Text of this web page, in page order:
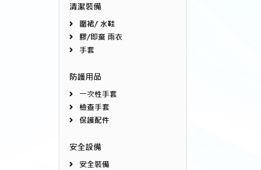
清潔裝備
圍裙/ 水鞋
膠/即棄 雨衣
手套
防護用品
一次性手套
檢查手套
保護配件
安全設備
安全裝備